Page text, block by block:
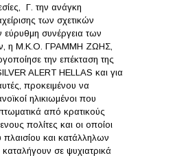
Γ. την ανάγκη
των σχετικών
συνέργεια των
η Μ.Κ.Ο. ΓΡΑΜΜΗ ΖΩΗΣ,
την επέκταση της
ALERT HELLAS και για
προκειμένου να
ηλικιωμένοι που
από κρατικούς
πολίτες και οι οποίοι
πλαισίου και κατάλληλων
σε ψυχιατρικά